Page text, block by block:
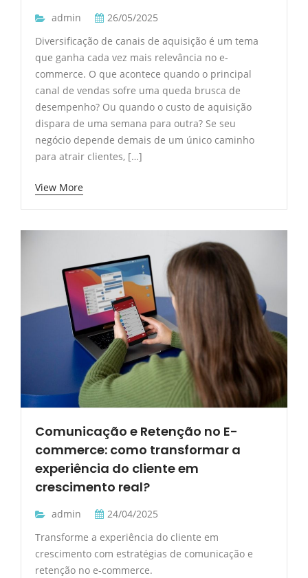
admin
26/05/2025
Diversificação de canais de aquisição é um tema
que ganha cada vez mais relevância no e-
commerce. O que acontece quando o principal
canal de vendas sofre uma queda brusca de
desempenho? Ou quando o custo de aquisição
dispara de uma semana para outra? Se seu
negócio depende demais de um único caminho
para atrair clientes, […]
View More
Comunicação e Retenção no E-
commerce: como transformar a
experiência do cliente em
crescimento real?
admin
24/04/2025
Transforme a experiência do cliente em
crescimento com estratégias de comunicação e
retenção no e-commerce.